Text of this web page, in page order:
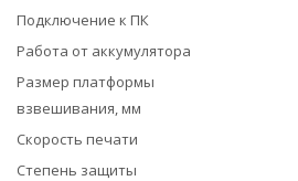
Подключение к ПК
Работа от аккумулятора
Размер платформы
взвешивания, мм
Скорость печати
Степень защиты